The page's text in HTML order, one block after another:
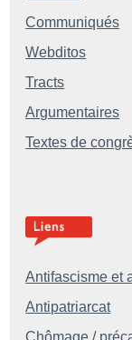
Communiqués
Webditos
Tracts
Argumentaires
Textes de
Antifascisme et
Antipatriarcat